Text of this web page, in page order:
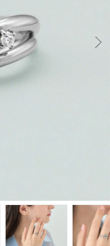
Canal４℃
べてのジュエリー